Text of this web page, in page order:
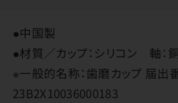
●中国製
●材質／カップ：シリコン 軸：銅
※一般的名称：歯磨カップ 届出
23B2X10036000183